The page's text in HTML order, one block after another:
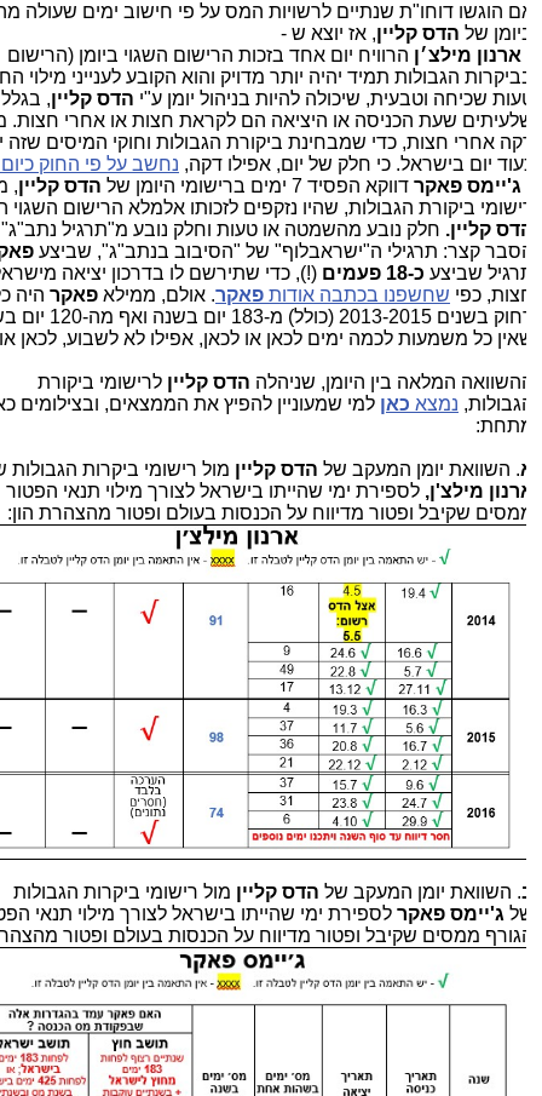
הוגשו דוחו"ת שנתיים לרשויות המס על פי חישוב ימים שעולה
שלהדס קליין, אז יוצא ש -
ארנון מילצ׳ןהרוויח יום אחד בזכות הרישום השגוי ביומן (הרישום
הגבולות תמיד יהיה יותר מדויק והוא הקובע לענייני מילוי
שכיחה וטבעית, שיכולה להיות בניהול יומן ע"יהדס קליין, בגלל
שעת הכניסה או היציאה הם לקראת חצות או אחרי חצות.
אחרי חצות, כדי שמבחינת ביקורת הגבולות וחוקי המיסים שזה
יום בישראל. כי חלק של יום, אפילו דקה,נחשב על פי החוק כיום
ג'יימס פאקרדווקא הפסיד 7 ימים ברישומי היומן של הדס קליין,
ביקורת הגבולות, שהיו נזקפים לזכותו אלמלא הרישום השגוי
קליין.חלק נובע מהשמטה או טעות וחלק נובע מ"תרגיל נתב"ג".
קצר: תרגילי ה"ישראבלוף" של "הסיבוב בנתב"ג", שביצעפאקר
שביצעכ-18 פעמים
(!), כדי שתירשם לו בדרכון יציאה מישראל
כפישחשפנו בכתבה אודותפאקר. אולם, ממילאפאקרהיה כל
רחוק בשנים 2013-2015 (כולל) מ-183 יום בשנה ואף
כל משמעות לכמה ימים לכאן או לכאן, אפילו לא לשבוע, לכאן או
המלאה בין היומן, שניהלההדס קלייןלרישומי ביקורת
נמצאכאןלמי שמעוניין להפיץ את הממצאים, ובצילומים כאן
. השוואת יומן המעקב שלהדס קלייןמול רישומי ביקרות הגבולות של
מילצ'ן,לספירת ימי שהייתו בישראל לצורך מילוי תנאי הפטור
שקיבל ופטור מדיווח על הכנסות בעולם ופטור מהצהרת הון:
. השוואת יומן המעקב שלהדס קלייןמול רישומי ביקרות הגבולות
ג'יימס פאקרלספירת ימי שהייתו בישראל לצורך מילוי תנאי
ממסים שקיבל ופטור מדיווח על הכנסות בעולם ופטור מהצהרת